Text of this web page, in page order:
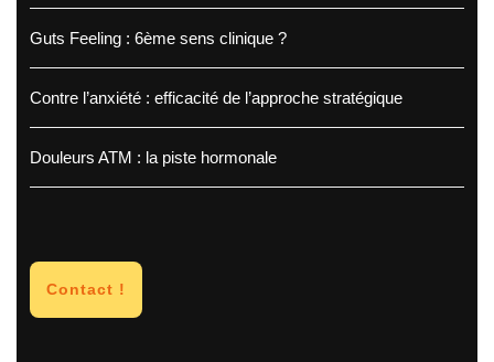
Guts Feeling : 6ème sens clinique ?
Contre l’anxiété : efficacité de l’approche stratégique
Douleurs ATM : la piste hormonale
Contact !